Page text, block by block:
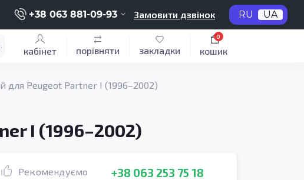
+38 063 881-09-93 Замовити дзвінок RU UA
кабінет порівняти закладки кошик
0
для Peugeot Partner I (1996–2002)
I (1996–2002)
Рекомендуємо +38 063 253 75 18